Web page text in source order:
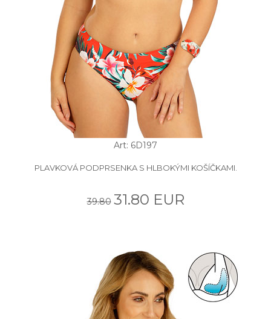
Art: 6D197
PLAVKOVÁ PODPRSENKA S HLBOKÝMI KOŠÍČKAMI.
39.80 31.80 EUR